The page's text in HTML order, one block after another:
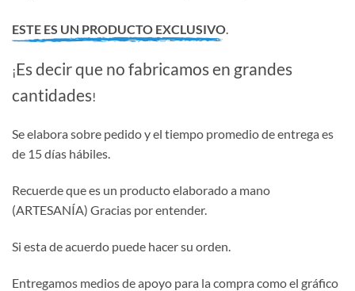
ESTE ES UN PRODUCTO EXCLUSIVO.
¡Es decir que no fabricamos en grandes
cantidades!
Se elabora sobre pedido y el tiempo promedio de entrega es
de 15 días hábiles.
Recuerde que es un producto elaborado a mano
(ARTESANÍA) Gracias por entender.
Si esta de acuerdo puede hacer su orden.
Entregamos medios de apoyo para la compra como el gráfico